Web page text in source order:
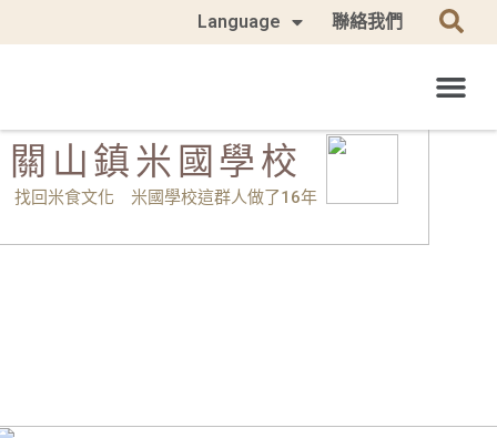
Language 聯絡我們
找回米食文化 米國學校這群人做了16年
關山鎮米國學校